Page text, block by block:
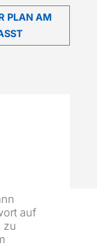
PLAN AM
auf
zu